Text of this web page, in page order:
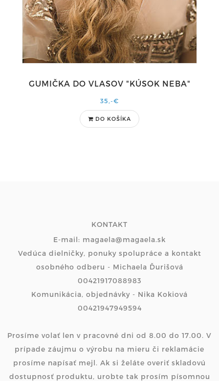
GUMIČKA DO VLASOV "KÚSOK NEBA"
35,-€
DO KOŠÍKA
KONTAKT
E-mail: magaela@magaela.sk
Vedúca dielničky, ponuky spolupráce a kontakt
osobného odberu - Michaela Ďurišová
00421917088983
Komunikácia, objednávky - Nika Kokiová
00421947949594
Prosíme volať len v pracovné dni od 8.00 do 17.00. V
prípade záujmu o výrobu na mieru či reklamácie
prosíme napísať mejl. Ak si želáte overiť skladovú
dostupnosť produktu, urobte tak prosím písomnou